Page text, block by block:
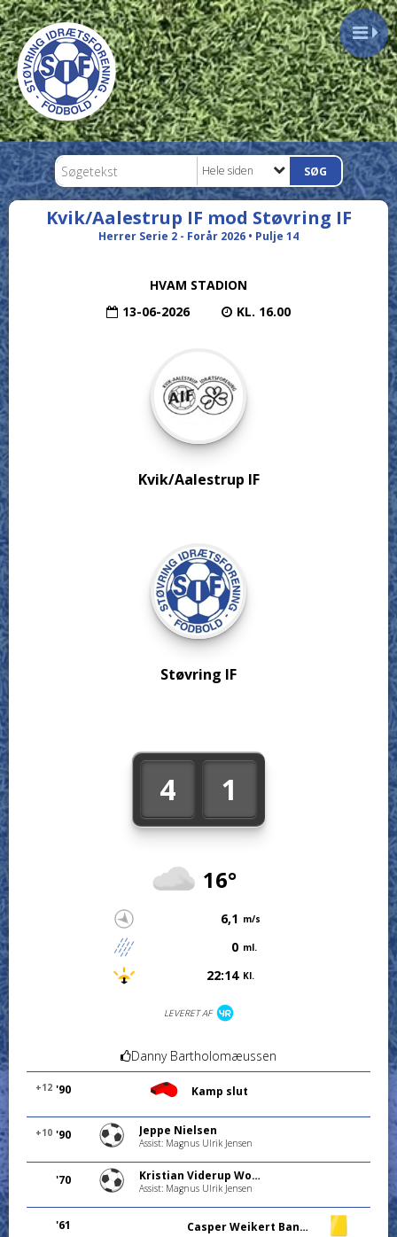
Hele siden
Kvik/Aalestrup IF mod Støvring IF
Herrer Serie 2 - Forår 2026 • Pulje 14
HVAM STADION
13-06-2026
KL. 16.00
Kvik/Aalestrup IF
4 1
16°
6,1 m/s
0 ml.
22:14 Kl.
LEVERET AF
Støvring IF
Danny Bartholomæussen
'90
+12 Kamp slut
'90
+10 Jeppe Nielsen
Assist: Magnus Ulrik Jensen
'70 Kristian Viderup Worm
Assist: Magnus Ulrik Jensen
'61 Casper Weikert Bang Henriksen